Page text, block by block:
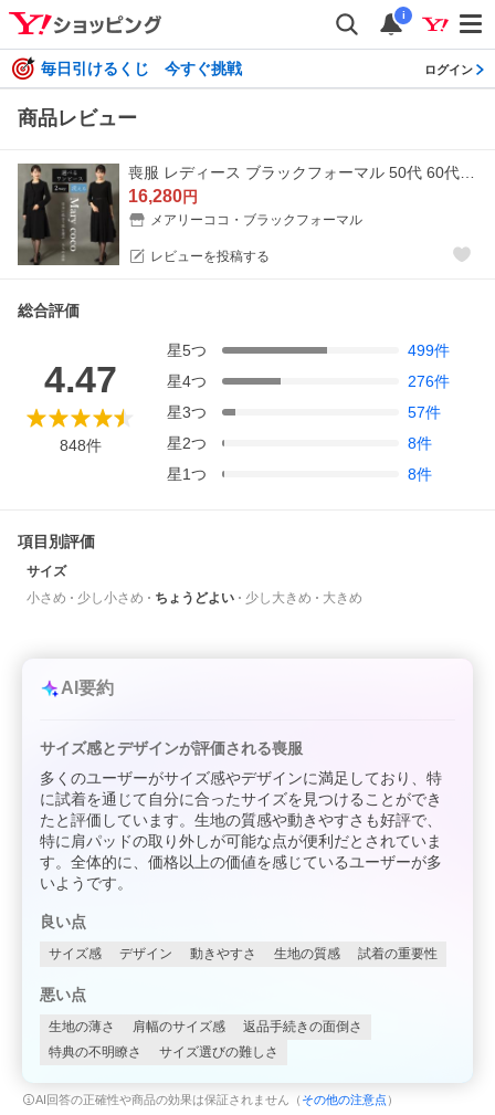
i
毎日引けるくじ 今すぐ挑戦 ログイン
商品レビュー
16,280円
メアリーココ・ブラックフォーマル
レビューを投稿する
総合評価
4.47
848件
星5つ 499件
星4つ 276件
星3つ 57件
星2つ 8件
星1つ 8件
項目別評価
サイズ
小さめ
少し小さめ ちょうどよい 少し大きめ 大きめ
AI要約
サイズ感とデザインが評価される喪服
多くのユーザーがサイズ感やデザインに満足しており、特
に試着を通じて自分に合ったサイズを見つけることができ
たと評価しています。生地の質感や動きやすさも好評で、
特に肩パッドの取り外しが可能な点が便利だとされていま
す。全体的に、価格以上の価値を感じているユーザーが多
いようです。
良い点
サイズ感 デザイン 動きやすさ 生地の質感 試着の重要性
悪い点
生地の薄さ 肩幅のサイズ感
返品手続きの面倒さ
特典の不明瞭さ
サイズ選びの難しさ
AI回答の正確性や商品の効果は保証されません（ その他の注意点 ）